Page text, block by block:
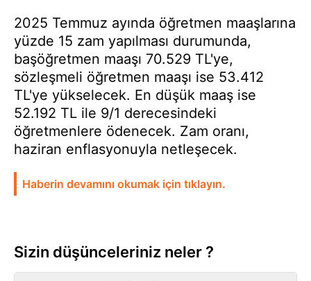
2025 Temmuz ayında öğretmen maaşlarına
yüzde 15 zam yapılması durumunda,
başöğretmen maaşı 70.529 TL'ye,
sözleşmeli öğretmen maaşı ise 53.412
TL'ye yükselecek. En düşük maaş ise
52.192 TL ile 9/1 derecesindeki
öğretmenlere ödenecek. Zam oranı,
haziran enflasyonuyla netleşecek.
Haberin devamını okumak için tıklayın.
Sizin düşünceleriniz neler ?